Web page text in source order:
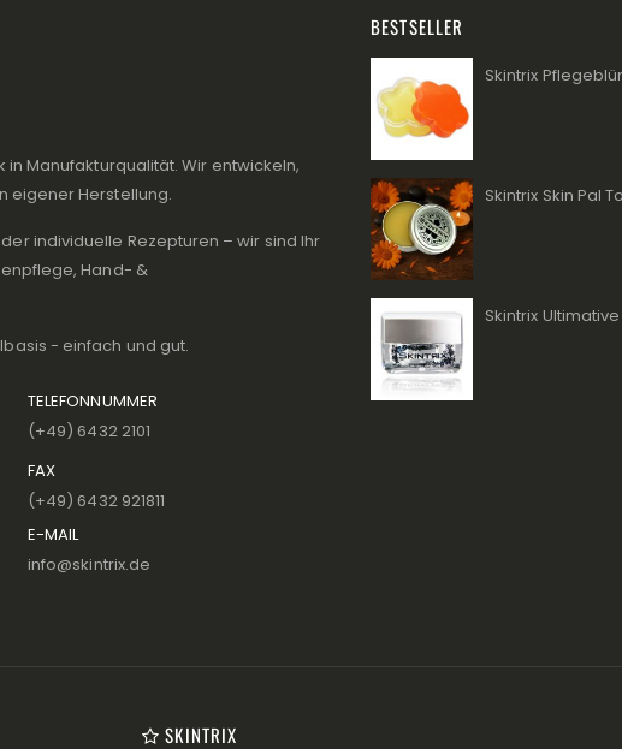
Manufakturqualität. Wir entwickeln,
eigener Herstellung.
individuelle Rezepturen – wir sind Ihr
Hand- &
- einfach und gut.
TELEFONNUMMER
(+49) 6432 2101
FAX
(+49) 6432 921811
E-MAIL
info@skintrix.de
BESTSELLER
Skintrix
Skintrix Skin Pal
SKINTRIX